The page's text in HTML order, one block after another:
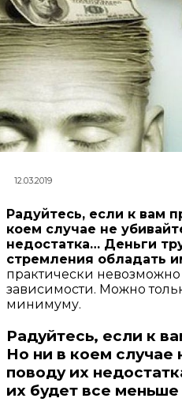
12.03.2019
Радуйтесь, если к вам
коем случае не
недостатка… Деньги
стремления обладать
практически
зависимости. Можно
минимуму.
Радуйтесь, если к
Но ни в коем случае
поводу их
их будет все